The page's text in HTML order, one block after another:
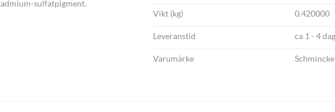
sulfatpigment.
Vikt (kg)
0.420000
Leveranstid ca 1 - 4
Varumärke Schmincke